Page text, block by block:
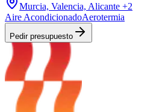
Murcia, Valencia, Alicante +2
Aire AcondicionadoAerotermia
Pedir presupuesto